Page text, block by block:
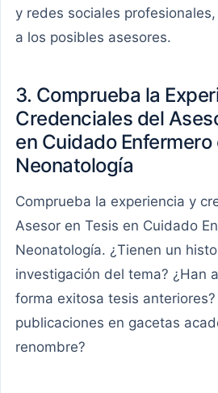
y redes sociales
a los posibles asesores.
3. Comprueba la
Credenciales del
en Cuidado Enfermero
Neonatología
Comprueba la experiencia y
Asesor en Tesis en Cuidado
Neonatología. ¿Tienen un
investigación del tema? ¿Han
forma exitosa tesis
publicaciones en gacetas
renombre?